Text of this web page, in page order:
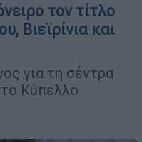
τον τίτλο
Βιεϊρίνια και
για τη σέντρα
Κύπελλο